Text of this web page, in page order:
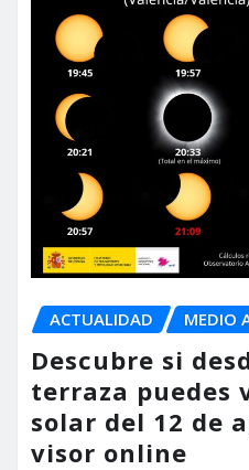
ACTUALIDAD MEDIO
Descubre si
terraza puedes
solar del 12 de
visor online